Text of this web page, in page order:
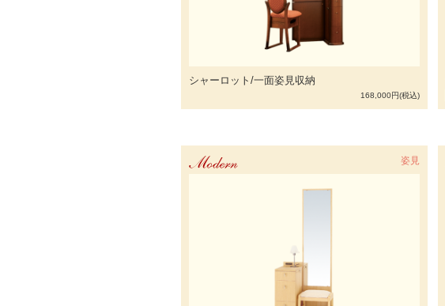
シャーロット/一面姿見収納
168,000円(税込)
姿見